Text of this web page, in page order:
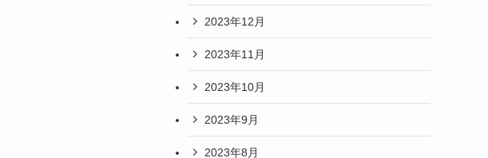
2023年12月
2023年11月
2023年10月
2023年9月
2023年8月